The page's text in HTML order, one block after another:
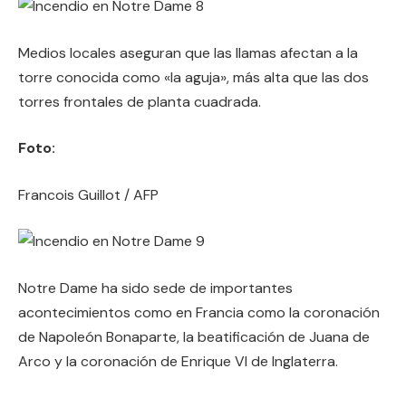
Medios locales aseguran que las llamas afectan a la
torre conocida como «la aguja», más alta que las dos
torres frontales de planta cuadrada.
Foto:
Francois Guillot / AFP
Notre Dame ha sido sede de importantes
acontecimientos como en Francia como la coronación
de Napoleón Bonaparte, la beatificación de Juana de
Arco y la coronación de Enrique VI de Inglaterra.